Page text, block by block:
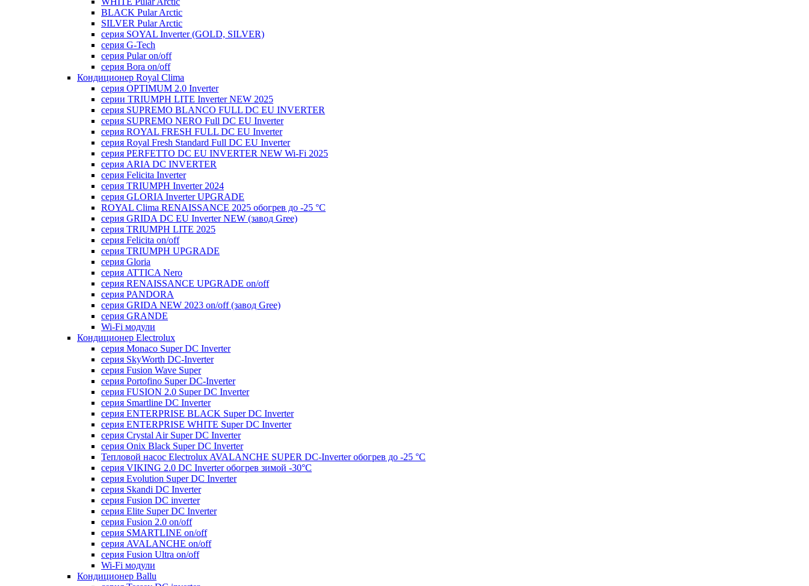
BLACK Pular Arctic
SILVER Pular Arctic
серия SOYAL Inverter (GOLD, SILVER)
серия G-Tech
серия Pular on/off
серия Bora on/off
Кондиционер Royal Clima
серия OPTIMUM 2.0 Inverter
серии TRIUMPH LITE Inverter NEW 2025
серия SUPREMO BLANCO FULL DC EU INVERTER
серия SUPREMO NERO Full DC EU Inverter
серия ROYAL FRESH FULL DC EU Inverter
серия Royal Fresh Standard Full DC EU Inverter
серия PERFETTO DC EU INVERTER NEW Wi-Fi 2025
серия ARIA DC INVERTER
серия Felicita Inverter
серия TRIUMPH Inverter 2024
серия GLORIA Inverter UPGRADE
ROYAL Clima RENAISSANCE 2025 обогрев до -25 °С
серия GRIDA DC EU Inverter NEW (завод Gree)
серия TRIUMPH LITE 2025
серия Felicita on/off
серия TRIUMPH UPGRADE
серия Gloria
серия ATTICA Nero
серия RENAISSANCE UPGRADE on/off
серия PANDORA
серия GRIDA NEW 2023 on/off (завод Gree)
серия GRANDE
Wi-Fi модули
Кондиционер Electrolux
серия Monaco Super DC Inverter
серия SkyWorth DC-Inverter
серия Fusion Wave Super
серия Portofino Super DC-Inverter
серия FUSION 2.0 Super DC Іnverter
серия Smartline DC Inverter
серия ENTERPRISE BLACK Super DC Inverter
серия ENTERPRISE WHITE Super DC Inverter
серия Crystal Air Super DC Inverter
серия Onix Black Super DC Inverter
Тепловой насос Electrolux AVALANCHE SUPER DC-Inverter обогрев до -25 °С
серия VIKING 2.0 DC Inverter обогрев зимой -30°С
серия Evolution Super DC Inverter
серия Skandi DC Inverter
серия Fusion DC inverter
серия Elite Super DC Inverter
серия Fusion 2.0 on/off
серия SMARTLINE on/off
серия AVALANCHE on/off
серия Fusion Ultra on/off
Wi-Fi модули
Кондиционер Ballu